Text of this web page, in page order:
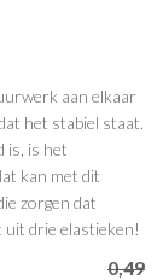
aan elkaar
het stabiel staat.
is, is het
kan met dit
zorgen dat
uit drie elastieken!
0,49